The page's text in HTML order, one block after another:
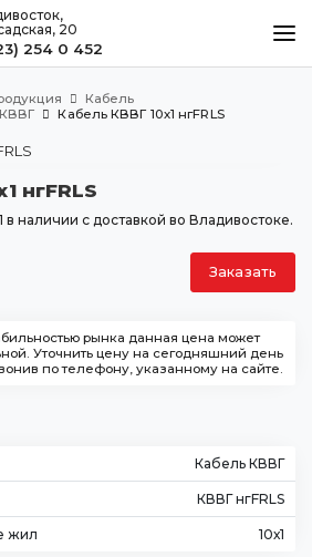
20
254 0 452
Кабель
Кабель КВВГ 10х1 нгFRLS
нгFRLS
в наличии с доставкой во Владивостоке.
Заказать
рынка данная цена может
Уточнить цену на сегодняшний день
по телефону, указанному на сайте.
Кабель КВВГ
КВВГ нгFRLS
жил 10х1